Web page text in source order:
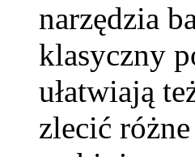
narzędzia
klasyczny
ułatwiają
zlecić